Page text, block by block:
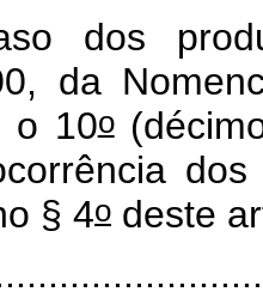
dos
da
o 10o
§ 4o deste